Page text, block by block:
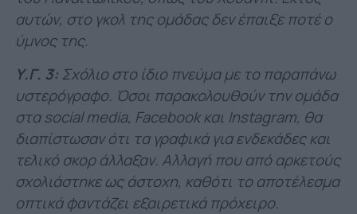
αυτών, στο γκολ της ομάδας δεν έπαιξε ποτέ ο
ύμνος της.
Υ.Γ. 3:Σχόλιο στο ίδιο πνεύμα με το παραπάνω
υστερόγραφο. Όσοι παρακολουθούν την ομάδα
στα social media, Facebook και Instagram, θα
διαπίστωσαν ότι τα γραφικά για ενδεκάδες και
τελικό σκορ άλλαξαν. Αλλαγή που από αρκετούς
σχολιάστηκε ως άστοχη, καθότι το αποτέλεσμα
οπτικά φαντάζει εξαιρετικά πρόχειρο.